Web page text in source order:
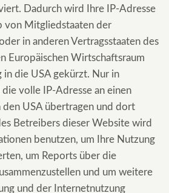
Dadurch wird Ihre IP-Adresse
von Mitgliedstaaten der
in anderen Vertragsstaaten des
Europäischen Wirtschaftsraum
die USA gekürzt. Nur in
volle IP-Adresse an einen
USA übertragen und dort
Betreibers dieser Website wird
benutzen, um Ihre Nutzung
um Reports über die
und um weitere
und der Internetnutzung